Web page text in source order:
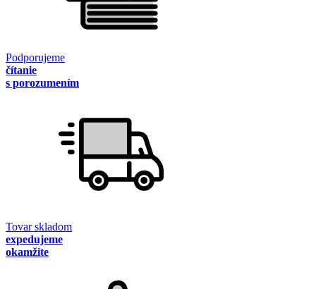
Podporujeme
čítanie
s porozumením
Tovar skladom
expedujeme
okamžite